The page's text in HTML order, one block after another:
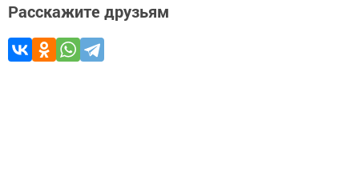
Расскажите друзьям